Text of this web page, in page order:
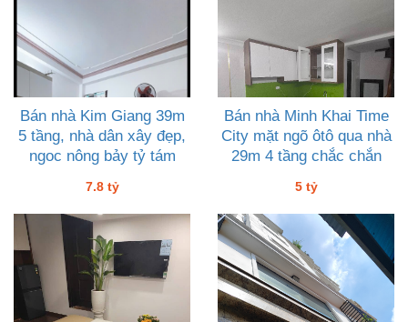
Bán nhà Kim Giang 39m
5 tầng, nhà dân xây đẹp,
ngoc nông bảy tỷ tám
7.8 tỷ
Bán nhà Minh Khai Time
City mặt ngõ ôtô qua nhà
29m 4 tầng chắc chắn
5 tỷ